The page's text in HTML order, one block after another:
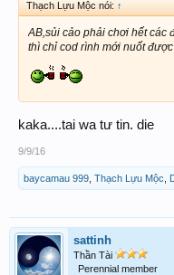
Thạch Lựu Mộc nói: ↑
AB,sủi cảo phải chơi hết các
thì chỉ cod rình mới nuốt
kaka....tai wa tư tin. die
9/9/16
baycamau 999 Thạch Lựu Mộc
sattinh
Thần Tài
Perennial member